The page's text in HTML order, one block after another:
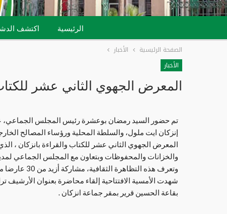
الرئيسية اكتشف
الصفحة الرئيسية
الأخبار
الأخبار
المعرض الجهوي الثاني عشر
تم حضور السيد رمضان بوعشرة رئيس المجلس الجماعي،
إنزكان ايت ملول، والسلطة المحلية ورؤساء المصالح
المعرض الجهوي الثاني عشر للكتاب والقراءة بانزكان ،
والخزانات والمحفوظات وبتعاون مع المجلس الجماعي
وتعرف هذه
شهدت الأمسية الافتتاحية إلقاء محاضرة بعنوان
بقاعة الحسين قرير بمقر جماعة انزكان .